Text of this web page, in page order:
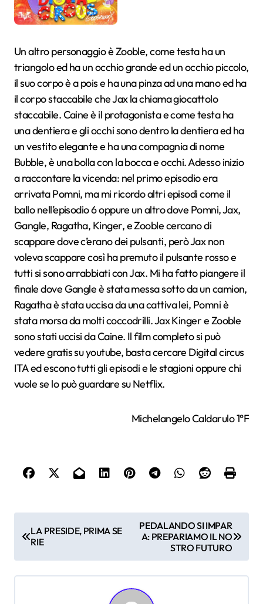
Un altro personaggio è Zooble, come testa ha un
triangolo ed ha un occhio grande ed un occhio piccolo,
il suo corpo è a pois e ha una pinza ad una mano ed ha
il corpo staccabile che Jax la chiama giocattolo
staccabile. Caine è il protagonista e come testa ha
una dentiera e gli occhi sono dentro la dentiera ed ha
un vestito elegante e ha una compagnia di nome
Bubble, è una bolla con la bocca e occhi. Adesso inizio
a raccontare la vicenda: nel primo episodio era
arrivata Pomni, ma mi ricordo altri episodi come il
ballo nell’episodio 6 oppure un altro dove Pomni, Jax,
Gangle, Ragatha, Kinger, e Zooble cercano di
scappare dove c’erano dei pulsanti, però Jax non
voleva scappare così ha premuto il pulsante rosso e
tutti si sono arrabbiati con Jax. Mi ha fatto piangere il
finale dove Gangle è stata messa sotto da un camion,
Ragatha è stata uccisa da una cattiva lei, Pomni è
stata morsa da molti coccodrilli. Jax Kinger e Zooble
sono stati uccisi da Caine. Il film completo si può
vedere gratis su youtube, basta cercare Digital circus
ITA ed escono tutti gli episodi e le stagioni oppure chi
vuole se lo può guardare su Netflix.
Michelangelo Caldarulo 1°F
a
v
i
LA PRESIDE, PRIMA SE
RIE
PEDALANDO SI IMPAR
A: PREPARIAMO IL NO
STRO FUTURO